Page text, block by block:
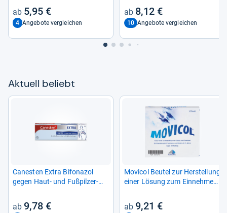
5,95 €
4 Angebote vergleichen
8,12 €
10 Angebote vergleichen
Aktu­ell beliebt
Canes­ten Extra Bifona­zol
gegen Haut-​ und Fuß­pil­zer­
9,78 €
Movi­col Beu­tel zur Her­stel­lung
einer Lösung zum Ein­neh­men
9,21 €